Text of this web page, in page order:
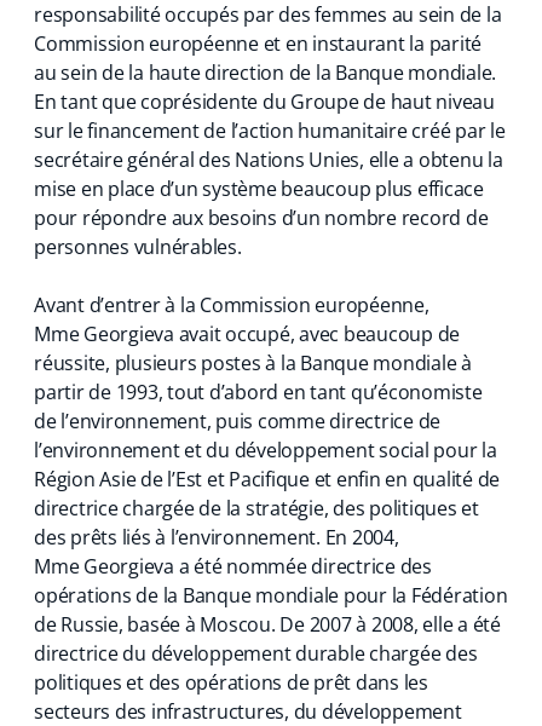
responsabilité occupés par des femmes au sein de la
Commission européenne et en instaurant la parité
au sein de la haute direction de la Banque mondiale.
En tant que coprésidente du Groupe de haut niveau
sur le financement de l’action humanitaire créé par le
secrétaire général des Nations Unies, elle a obtenu la
mise en place d’un système beaucoup plus efficace
pour répondre aux besoins d’un nombre record de
personnes vulnérables.
Avant d’entrer à la Commission européenne,
Mme Georgieva avait occupé, avec beaucoup de
réussite, plusieurs postes à la Banque mondiale à
partir de 1993, tout d’abord en tant qu’économiste
de l’environnement, puis comme directrice de
l’environnement et du développement social pour la
Région Asie de l’Est et Pacifique et enfin en qualité de
directrice chargée de la stratégie, des politiques et
des prêts liés à l’environnement. En 2004,
Mme Georgieva a été nommée directrice des
opérations de la Banque mondiale pour la Fédération
de Russie, basée à Moscou. De 2007 à 2008, elle a été
directrice du développement durable chargée des
politiques et des opérations de prêt dans les
secteurs des infrastructures, du développement